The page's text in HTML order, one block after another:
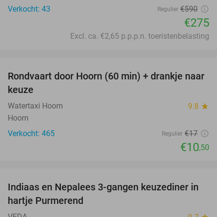
Verkocht: 43 Regulier €590
€275
Excl. ca. €2,65 p.p.p.n. toeristenbelasting
38%
Rondvaart door Hoorn (60 min) + drankje naar
keuze
Watertaxi Hoorn 9.8 star
Hoorn
Verkocht: 465
Regulier €17
€10,50
41%
Indiaas en Nepalees 3-gangen keuzediner in
hartje Purmerend